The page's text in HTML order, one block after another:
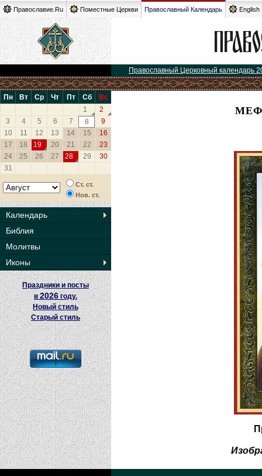
Православие.Ru Поместные Церкви Православный Календарь English
Православный Церковный календарь
Пн Вт Ср Чт Пт Сб
Вс
1
2
3
4 5 6 7 8
9
10
11 12 13 14 15
16
17
18 19 20 21 22
23
24
25 26 27 28 29
30
31
Ст. ст.
Нов. ст.
Календарь
Библия
Молитвы
Иконы
Праздники и посты
в2026 году.
Новый стиль
Старый стиль